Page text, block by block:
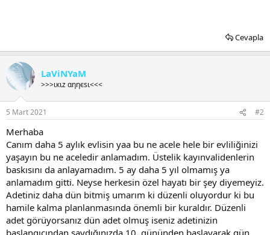
Cevapla
LaViNYaM
>>>ιкιz αηηєѕι<<<
5 Mart 2021 #2
Merhaba
Canım daha 5 aylık evlisin yaa bu ne acele hele bir evliliğinizi
yaşayın bu ne aceledir anlamadım. Üstelik kayınvalidenlerin
baskısını da anlayamadım. 5 ay daha 5 yıl olmamış ya
anlamadım gitti. Neyse herkesin özel hayatı bir şey diyemeyiz.
Adetiniz daha dün bitmiş umarım ki düzenli oluyordur ki bu
hamile kalma planlanmasında önemli bir kuraldır. Düzenli
adet görüyorsanız dün adet olmuş iseniz adetinizin
başlangıcından saydığınızda 10. gününden başlayarak gün